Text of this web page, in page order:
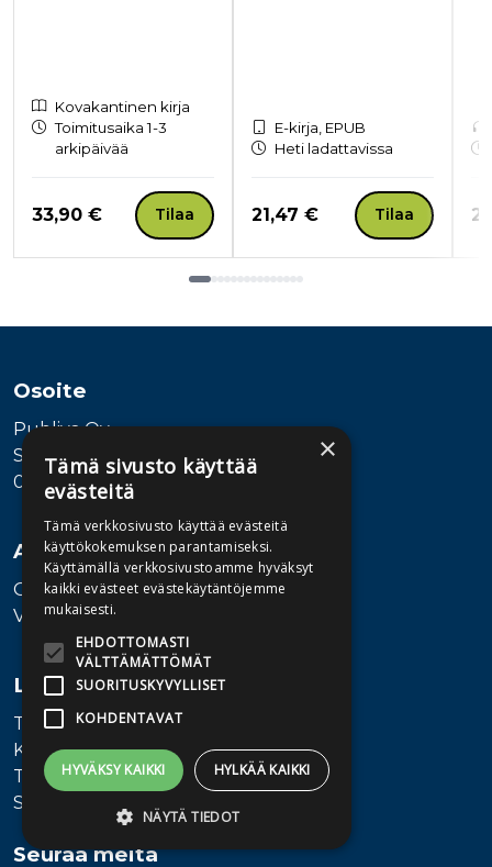
Kovakantinen kirja
Toimitusaika 1-3
arkipäivää
Hinta nyt
33,90 € Tilaa
E-kirja, EPUB
Heti ladattavissa
Hinta nyt
21,47 € Tilaa
Osoite
Publiva Oy
Sörnäistenkatu 1
00580 Helsinki
Asiakaspalvelu
Ota yhteyttä
Vaihde: 010 345100
Lisätietoa
Toimitusehdot
Käyttöohjeet
Tietosuojaseloste
Saavutettavuusseloste
Seuraa meitä
×
Tämä sivusto käyttää
evästeitä
Tämä verkkosivusto käyttää evästeitä
käyttökokemuksen parantamiseksi.
Käyttämällä verkkosivustoamme hyväksyt
kaikki evästeet evästekäytäntöjemme
mukaisesti.
EHDOTTOMASTI
VÄLTTÄMÄTTÖMÄT
SUORITUSKYVYLLISET
KOHDENTAVAT
HYVÄKSY KAIKKI HYLKÄÄ KAIKKI
NÄYTÄ TIEDOT